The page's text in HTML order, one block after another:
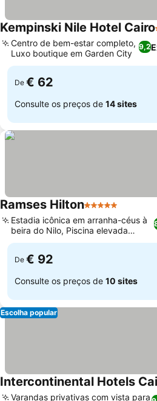
Kempinski Nile Hotel Cairo
9,2
Centro de bem-estar completo,
Luxo boutique em Garden City
De € 62
Consulte os preços de 14 sites
Ramses Hilton5 Estrelas
Estadia icônica em arranha-céus à
beira do Nilo, Piscina elevada
aquecida
De € 92
Consulte os preços de 10 sites
Escolha popular
Intercontinental Hotels
Varandas privativas com vista para